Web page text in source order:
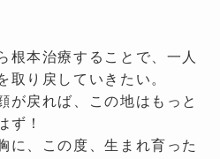
根本治療することで、一人
取り戻していきたい。
が戻れば、この地はもっと
ず！
に、この度、生まれ育った